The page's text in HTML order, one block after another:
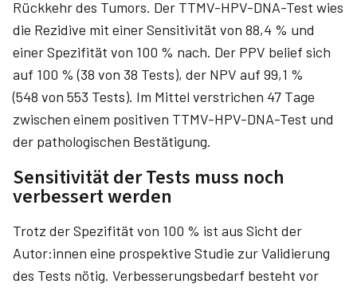
Rückkehr des Tumors. Der TTMV-HPV-DNA-Test wies
die Rezidive mit einer Sensitivität von 88,4 % und
einer Spezifität von 100 % nach. Der PPV belief sich
auf 100 % (38 von 38 Tests), der NPV auf 99,1 %
(548 von 553 Tests). Im Mittel verstrichen 47 Tage
zwischen einem positiven TTMV-HPV-DNA-Test und
der pathologischen Bestätigung.
Sensitivität der Tests muss noch
verbessert werden
Trotz der Spezifität von 100 % ist aus Sicht der
Autor:innen eine prospektive Studie zur Validierung
des Tests nötig. Verbesserungsbedarf besteht vor